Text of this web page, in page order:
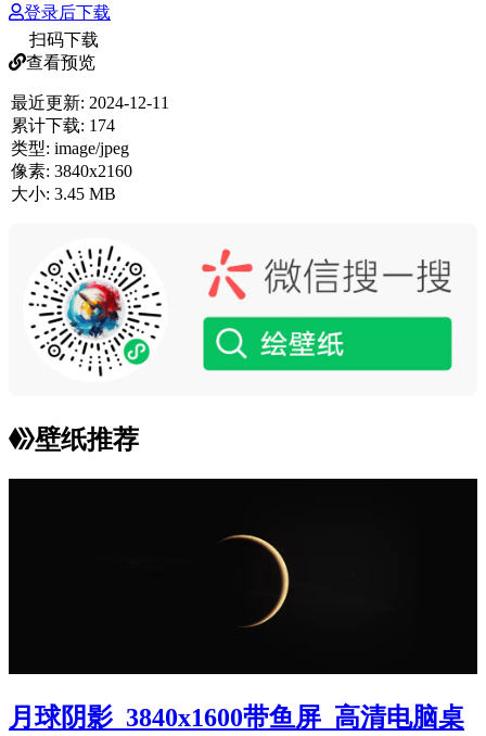
登录后下载
扫码下载
查看预览
最近更新: 2024-12-11
累计下载: 174
类型: image/jpeg
像素: 3840x2160
大小: 3.45 MB
壁纸推荐
月球阴影_3840x1600带鱼屏_高清电脑桌